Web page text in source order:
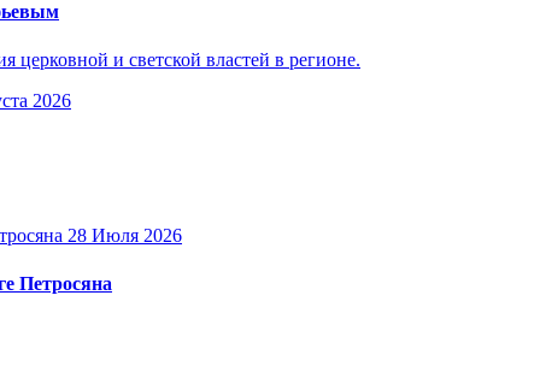
и светской властей в регионе.
2026
28 Июля 2026
Петросяна